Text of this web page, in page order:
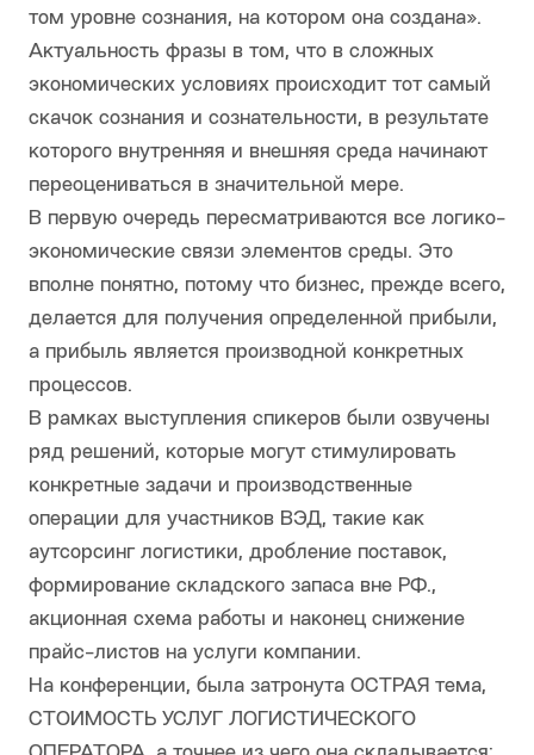
том уровне сознания, на котором она создана».
Актуальность фразы в том, что в сложных
экономических условиях происходит тот самый
скачок сознания и сознательности, в результате
которого внутренняя и внешняя среда начинают
переоцениваться в значительной мере.
В первую очередь пересматриваются все логико-
экономические связи элементов среды. Это
вполне понятно, потому что бизнес, прежде всего,
делается для получения определенной прибыли,
а прибыль является производной конкретных
процессов.
В рамках выступления спикеров были озвучены
ряд решений, которые могут стимулировать
конкретные задачи и производственные
операции для участников ВЭД, такие как
аутсорсинг логистики, дробление поставок,
формирование складского запаса вне РФ.,
акционная схема работы и наконец снижение
прайс-листов на услуги компании.
На конференции, была затронута ОСТРАЯ тема,
СТОИМОСТЬ УСЛУГ ЛОГИСТИЧЕСКОГО